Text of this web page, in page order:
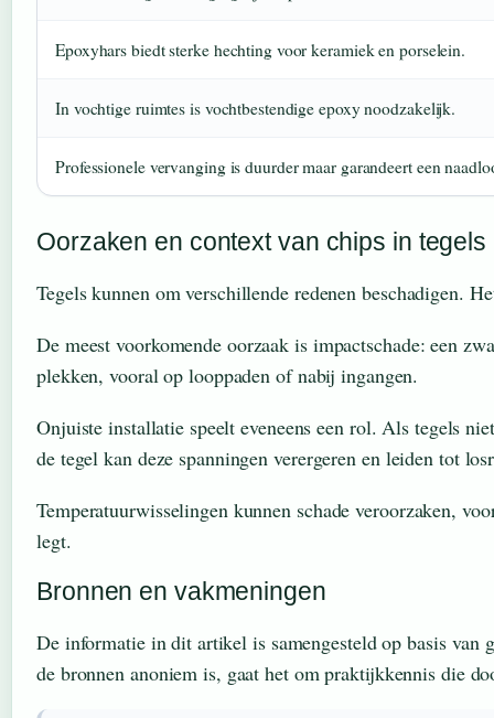
Epoxyhars biedt sterke hechting voor keramiek en porselein.
In vochtige ruimtes is vochtbestendige epoxy noodzakelijk.
Professionele vervanging is duurder maar garandeert een
Oorzaken en context van chips in tegels
Tegels kunnen om verschillende redenen beschadigen.
De meest voorkomende oorzaak is impactschade: een
plekken, vooral op looppaden of nabij ingangen.
Onjuiste installatie speelt eveneens een rol. Als tegels
de tegel kan deze spanningen verergeren en leiden tot
Temperatuurwisselingen kunnen schade veroorzaken,
legt.
Bronnen en vakmeningen
De informatie in dit artikel is samengesteld op basis van
de bronnen anoniem is, gaat het om praktijkkennis die